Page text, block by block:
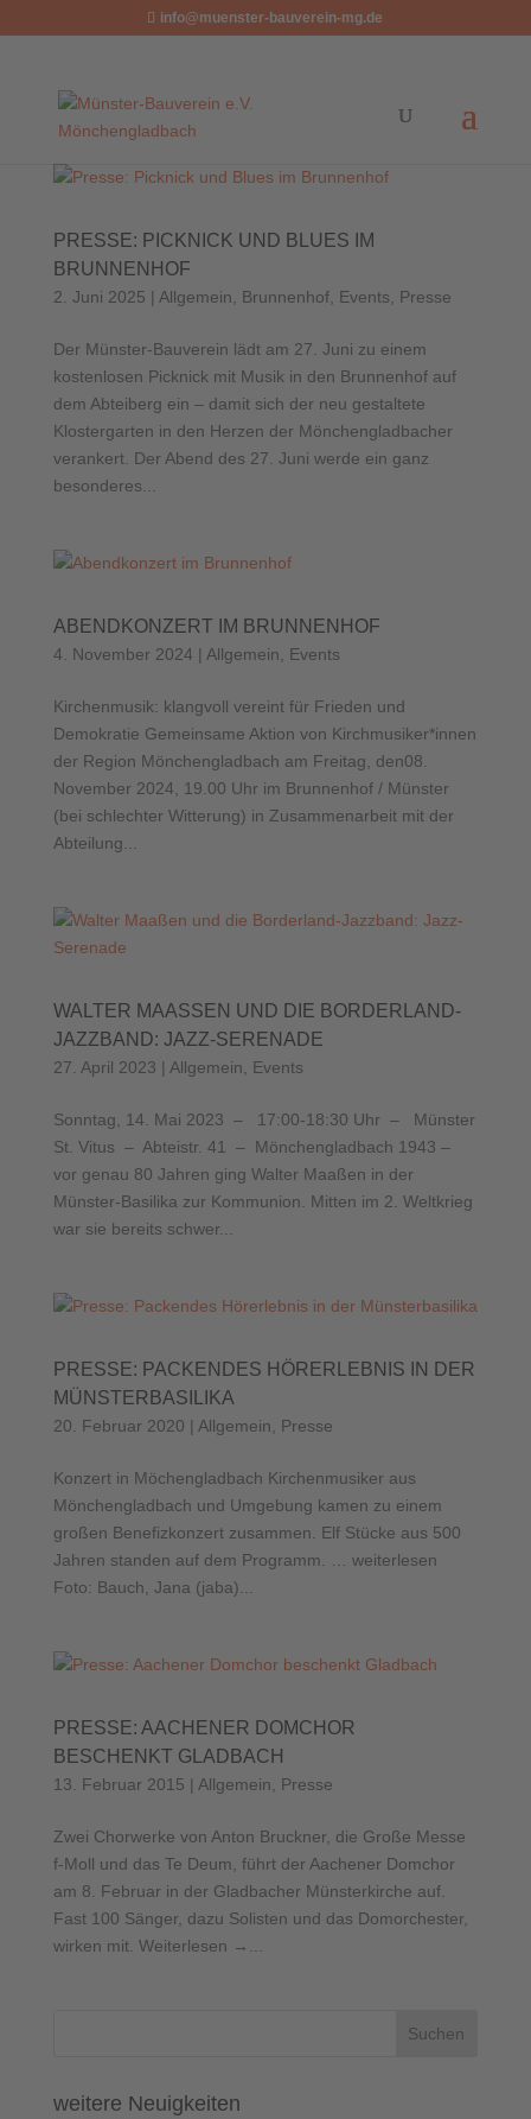
info@muenster-bauverein-mg.de
PRESSE: PICKNICK UND BLUES IM
BRUNNENHOF
2. Juni 2025 | Allgemein Brunnenhof, Events Presse
Der Münster-Bauverein lädt am 27. Juni zu einem
kostenlosen Picknick mit Musik in den Brunnenhof auf
dem Abteiberg ein – damit sich der neu gestaltete
Klostergarten in den Herzen der Mönchengladbacher
verankert. Der Abend des 27. Juni werde ein ganz
besonderes...
ABENDKONZERT IM BRUNNENHOF
4. November 2024 | Allgemein Events
Kirchenmusik: klangvoll vereint für Frieden und
Demokratie Gemeinsame Aktion von Kirchmusiker*innen
der Region Mönchengladbach am Freitag, den08.
November 2024, 19.00 Uhr im Brunnenhof / Münster
(bei schlechter Witterung) in Zusammenarbeit mit der
Abteilung...
WALTER MAASSEN UND DIE BORDERLAND-J
AZZBAND: JAZZ-SERENADE
27. April 2023 | Allgemein Events
Sonntag, 14. Mai 2023 – 17:00-18:30 Uhr – Münster
St. Vitus – Abteistr. 41 – Mönchengladbach 1943 –
vor genau 80 Jahren ging Walter Maaßen in der
Münster-Basilika zur Kommunion. Mitten im 2. Weltkrieg
war sie bereits schwer...
PRESSE: PACKENDES HÖRERLEBNIS IN DER
MÜNSTERBASILIKA
20. Februar 2020 | Allgemein Presse
Konzert in Möchengladbach Kirchenmusiker aus
Mönchengladbach und Umgebung kamen zu einem
großen Benefizkonzert zusammen. Elf Stücke aus 500
Jahren standen auf dem Programm. … weiterlesen
Foto: Bauch, Jana (jaba)...
PRESSE: AACHENER DOMCHOR
BESCHENKT GLADBACH
13. Februar 2015 | Allgemein Presse
Zwei Chorwerke von Anton Bruckner, die Große Messe
f-Moll und das Te Deum, führt der Aachener Domchor
am 8. Februar in der Gladbacher Münsterkirche auf.
Fast 100 Sänger, dazu Solisten und das Domorchester,
wirken mit. Weiterlesen →...
weitere Neuigkeiten